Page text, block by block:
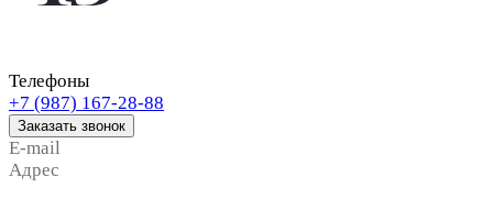
Телефоны
+7 (987) 167-28-88
Заказать звонок
E-mail
Адрес